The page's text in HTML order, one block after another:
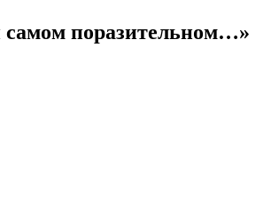
самом поразительном…»